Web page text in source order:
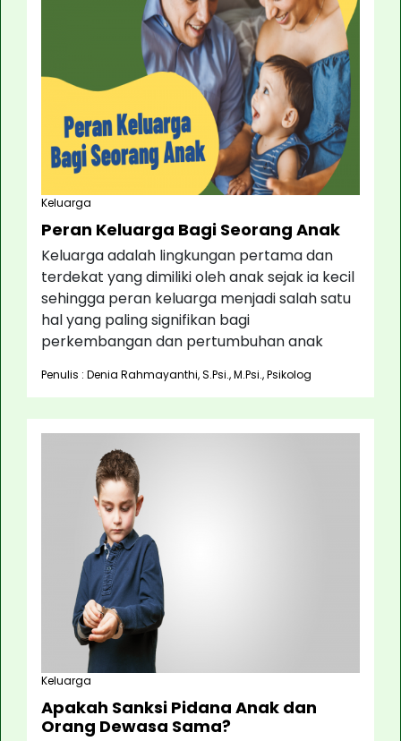
Keluarga
Peran Keluarga Bagi Seorang Anak
Keluarga adalah lingkungan pertama dan
terdekat yang dimiliki oleh anak sejak ia kecil
sehingga peran keluarga menjadi salah satu
hal yang paling signifikan bagi
perkembangan dan pertumbuhan anak
Penulis : Denia Rahmayanthi, S.Psi., M.Psi., Psikolog
Keluarga
Apakah Sanksi Pidana Anak dan
Orang Dewasa Sama?